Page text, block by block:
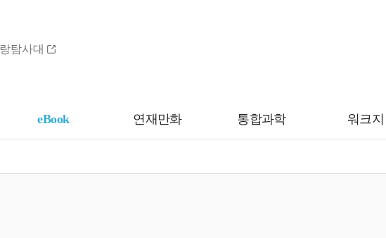
탐사대
eBook 연재만화 통합과학 워크지